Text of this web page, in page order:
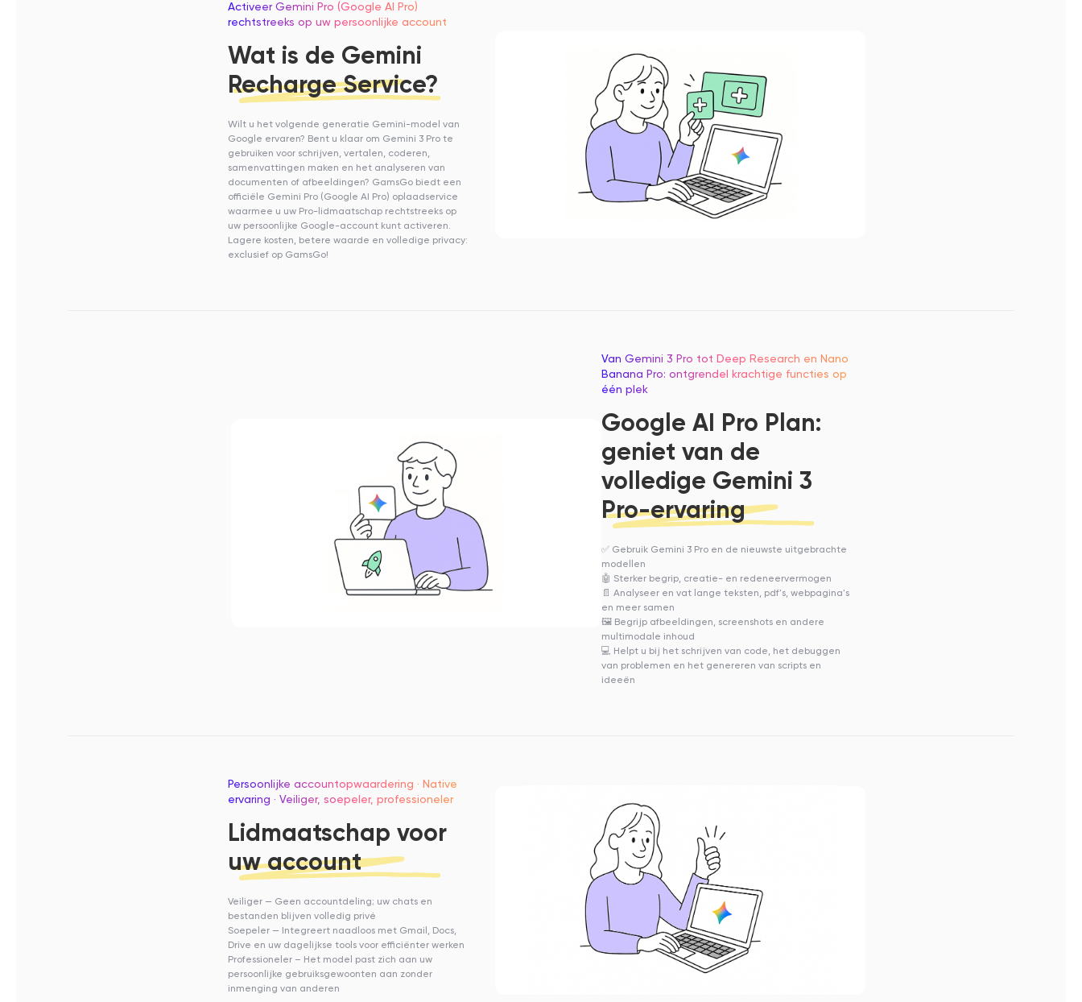
Activeer Gemini Pro (Google AI Pro)
rechtstreeks op uw persoonlijke account
Wat is de Gemini
Recharge Service?
Wilt u het volgende generatie Gemini-model van
Google ervaren? Bent u klaar om Gemini 3 Pro te
gebruiken voor schrijven, vertalen, coderen,
samenvattingen maken en het analyseren van
documenten of afbeeldingen? GamsGo biedt een
officiële Gemini Pro (Google AI Pro) oplaadservice
waarmee u uw Pro-lidmaatschap rechtstreeks op
uw persoonlijke Google-account kunt activeren.
Lagere kosten, betere waarde en volledige privacy:
exclusief op GamsGo!
Van Gemini 3 Pro tot Deep Research en Nano
Banana Pro: ontgrendel krachtige functies op
één plek
Google AI Pro Plan:
geniet van de
volledige Gemini 3
Pro-ervaring
✅ Gebruik Gemini 3 Pro en de nieuwste uitgebrachte
modellen
🤖 Sterker begrip, creatie- en redeneervermogen
📄 Analyseer en vat lange teksten, pdf's, webpagina's
en meer samen
🖼 Begrijp afbeeldingen, screenshots en andere
multimodale inhoud
💻 Helpt u bij het schrijven van code, het debuggen
van problemen en het genereren van scripts en
ideeën
Persoonlijke accountopwaardering · Native
ervaring · Veiliger, soepeler, professioneler
Lidmaatschap voor
uw account
Veiliger — Geen accountdeling; uw chats en
bestanden blijven volledig privé
Soepeler — Integreert naadloos met Gmail, Docs,
Drive en uw dagelijkse tools voor efficiënter werken
Professioneler – Het model past zich aan uw
persoonlijke gebruiksgewoonten aan zonder
inmenging van anderen